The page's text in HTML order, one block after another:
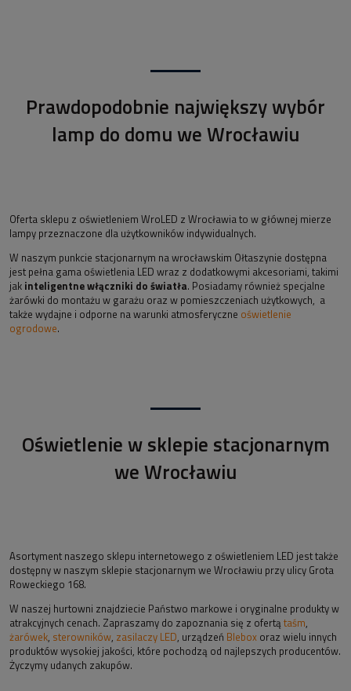
Prawdopodobnie największy wybór
lamp do domu we Wrocławiu
Oferta sklepu z oświetleniem WroLED z Wrocławia to w głównej mierze
lampy przeznaczone dla użytkowników indywidualnych.
W naszym punkcie stacjonarnym na wrocławskim Ołtaszynie dostępna
jest pełna gama oświetlenia LED wraz z dodatkowymi akcesoriami, takimi
jak inteligentne włączniki do światła. Posiadamy również specjalne
żarówki do montażu w garażu oraz w pomieszczeniach użytkowych, a
także wydajne i odporne na warunki atmosferyczne oświetlenie
ogrodowe.
Oświetlenie w sklepie stacjonarnym
we Wrocławiu
Asortyment naszego sklepu internetowego z oświetleniem LED jest także
dostępny w naszym sklepie stacjonarnym we Wrocławiu przy ulicy Grota
Roweckiego 168.
W naszej hurtowni znajdziecie Państwo markowe i oryginalne produkty w
atrakcyjnych cenach. Zapraszamy do zapoznania się z ofertą taśm,
żarówek, sterowników, zasilaczy LED, urządzeń Blebox oraz wielu innych
produktów wysokiej jakości, które pochodzą od najlepszych producentów.
Życzymy udanych zakupów.